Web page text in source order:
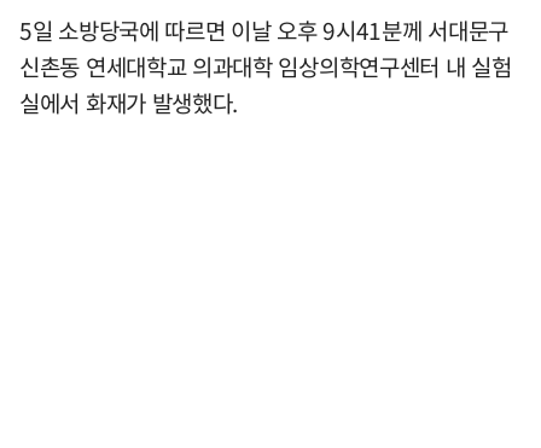
5일 소방당국에 따르면 이날 오후 9시41분께 서대문구
신촌동 연세대학교 의과대학 임상의학연구센터 내 실험
실에서 화재가 발생했다.